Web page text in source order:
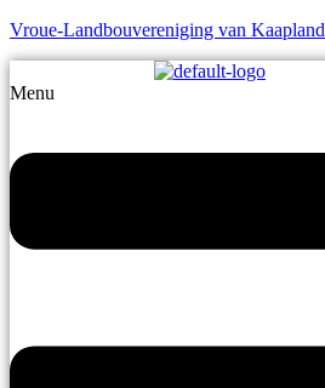
Vroue-Landbouvereniging van Kaapland
Menu